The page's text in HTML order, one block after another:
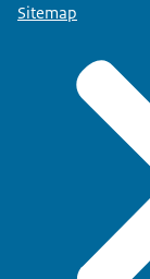
Sitemap